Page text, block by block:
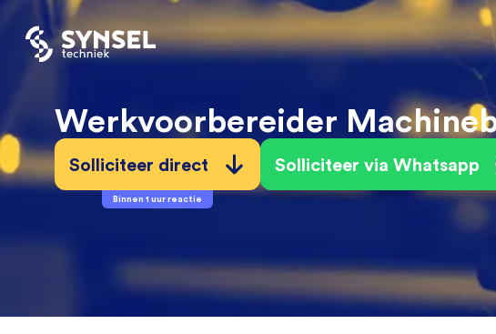
Werkvoorbereider
Solliciteer direct
Binnen 1 uur reactie
Solliciteer via Whatsapp